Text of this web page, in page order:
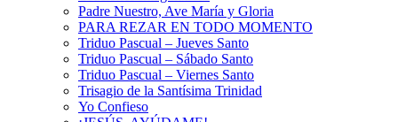
Padre Nuestro, Ave María y Gloria
PARA REZAR EN TODO MOMENTO
Triduo Pascual – Jueves Santo
Triduo Pascual – Sábado Santo
Triduo Pascual – Viernes Santo
Trisagio de la Santísima Trinidad
Yo Confieso